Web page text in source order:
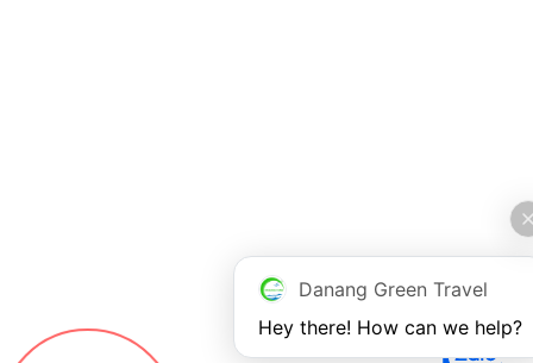
Danang Green Travel
Hey there! How can we help?